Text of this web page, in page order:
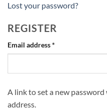
Lost your password?
REGISTER
Email address*
A link to set a new
address.